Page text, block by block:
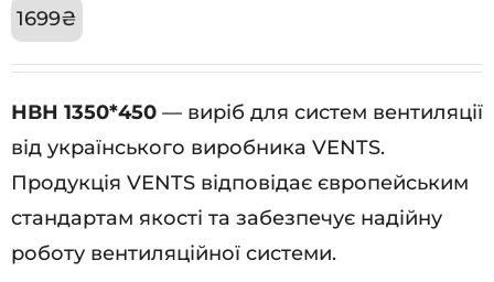
1699₴
НВН 1350*450 — виріб для систем вентиляції
від українського виробника VENTS.
Продукція VENTS відповідає європейським
стандартам якості та забезпечує надійну
роботу вентиляційної системи.